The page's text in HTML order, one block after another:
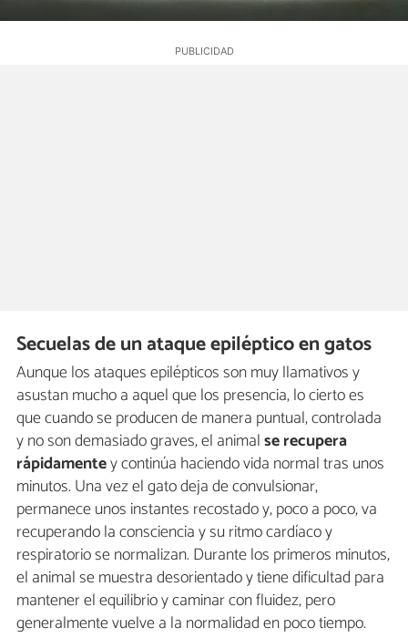
Secuelas de un ataque epiléptico en gatos
Aunque los ataques epilépticos son muy llamativos y
asustan mucho a aquel que los presencia, lo cierto es
que cuando se producen de manera puntual, controlada
y no son demasiado graves, el animalse recupera
rápidamentey continúa haciendo vida normal tras unos
minutos. Una vez el gato deja de convulsionar,
permanece unos instantes recostado y, poco a poco, va
recuperando la consciencia y su ritmo cardíaco y
respiratorio se normalizan. Durante los primeros minutos,
el animal se muestra desorientado y tiene dificultad para
mantener el equilibrio y caminar con fluidez, pero
generalmente vuelve a la normalidad en poco tiempo.